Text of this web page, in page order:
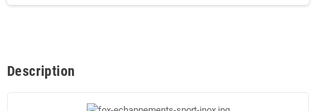
Description